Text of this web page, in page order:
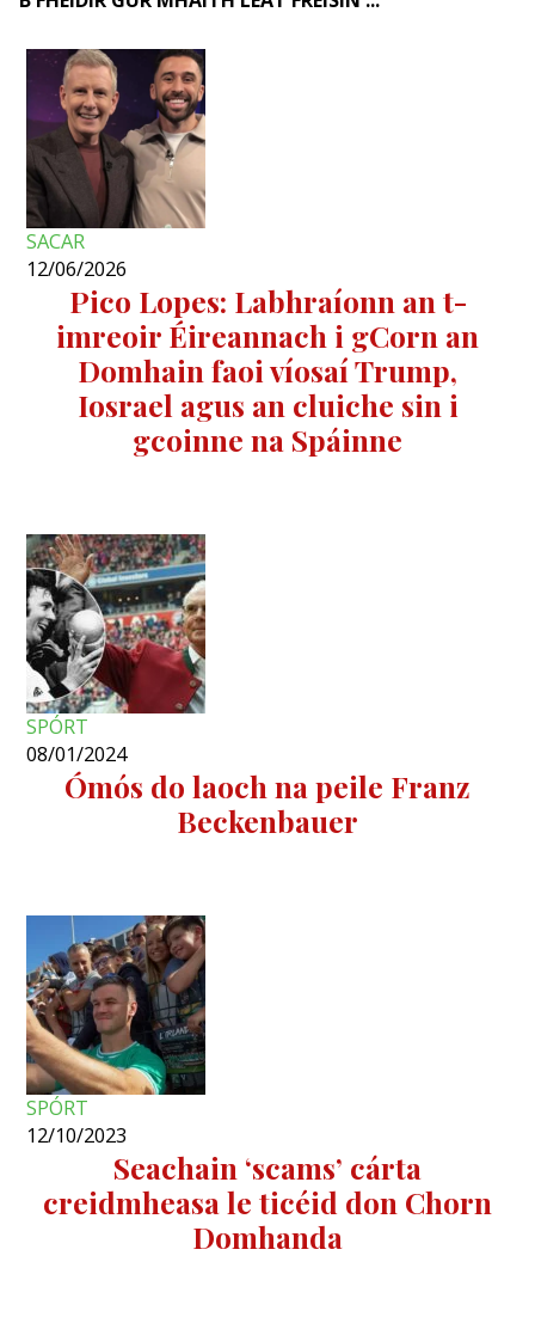
SACAR
12/06/2026
Pico Lopes: Labhraíonn an t-
imreoir Éireannach i gCorn an
Domhain faoi víosaí Trump,
Iosrael agus an cluiche sin i
gcoinne na Spáinne
SPÓRT
08/01/2024
Ómós do laoch na peile Franz
Beckenbauer
SPÓRT
12/10/2023
Seachain ‘scams’ cárta
creidmheasa le ticéid don Chorn
Domhanda